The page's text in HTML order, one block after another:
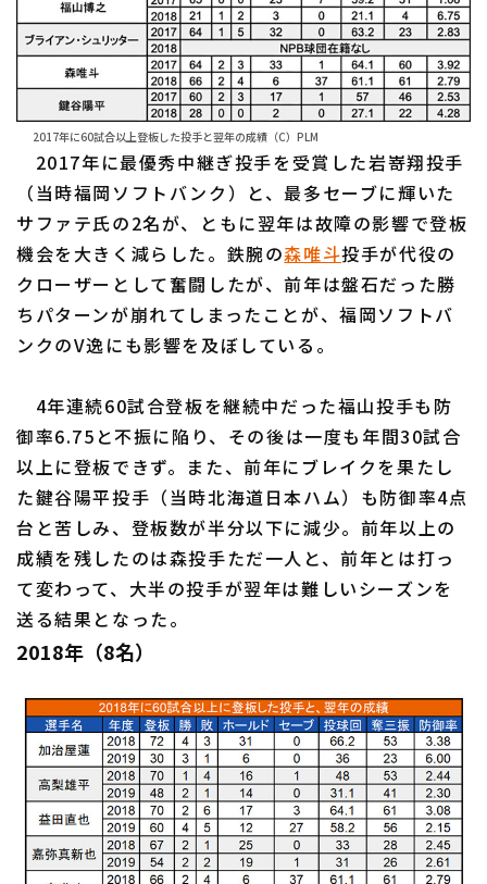
2017年に60試合以上登板した投手と翌年の成績（C）PLM
2017年に最優秀中継ぎ投手を受賞した岩嵜翔投手
（当時福岡ソフトバンク）と、最多セーブに輝いた
サファテ氏の2名が、ともに翌年は故障の影響で登板
機会を大きく減らした。鉄腕の森唯斗投手が代役の
クローザーとして奮闘したが、前年は盤石だった勝
ちパターンが崩れてしまったことが、福岡ソフトバ
ンクのV逸にも影響を及ぼしている。
4年連続60試合登板を継続中だった福山投手も防
御率6.75と不振に陥り、その後は一度も年間30試合
以上に登板できず。また、前年にブレイクを果たし
た鍵谷陽平投手（当時北海道日本ハム）も防御率4点
台と苦しみ、登板数が半分以下に減少。前年以上の
成績を残したのは森投手ただ一人と、前年とは打っ
て変わって、大半の投手が翌年は難しいシーズンを
送る結果となった。
2018年（8名）